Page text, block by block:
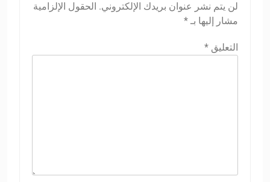
لن يتم نشر عنوان بريدك الإلكتروني. الحقول الإلزامية
مشار إليها بـ *
التعليق *